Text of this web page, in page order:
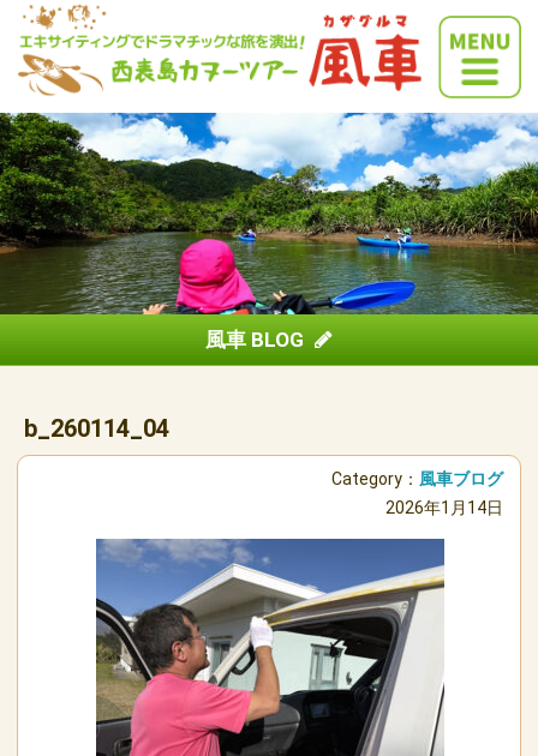
風車 BLOG
b_260114_04
Category： 風車ブログ
2026年1月14日